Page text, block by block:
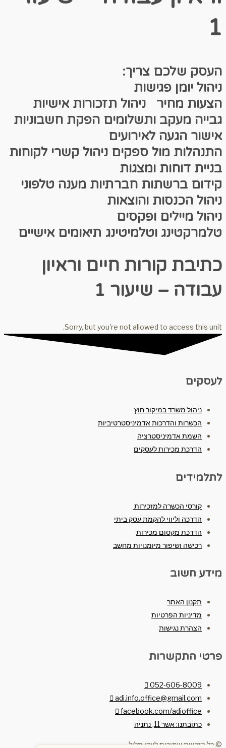
1
העסק שלכם צריך:
ניהול יומן פגישות
הצעות מחיר ניהול תזכורות אישיות
גבייה מעקב ותשלומים הפקת חשבוניות
אישור הגעה לאירועים
התנהלות מול ספקים ניהול קשרי לקוחות
בניית דוחות ומצגות
קידום ברשתות חברתיות מענה טלפוני
ניהול הכנסות והוצאות
ניהול מיילים ופקסים
טלמרקטינג וטלמיטינג תיאומים אישיים
כתיבת קורות חיים וראיון
עבודה – שיעור 1
Sorry, but you're not allowed to access this unit.
לעסקים
ניהול משרד במיקור חוץ
הכשרות והדרכות אדמיניסטרטיביות
השמת אדמיניסטרציה
הדרכת מכירות לעסקים
לתלמידים
קורסי הכשרה למזכירות
הדרכה וליווי להקמת עסק ביתי
הדרכת מקסום מכירות
רכישה ושיפור מיומנויות מחשב
מידע חשוב
תקנון האתר
מדיניות הפרטיות
הצהרת נגישות
פרטי התקשרות
052-606-8009
adi.info.office@gmail.com
facebook.com/adioffice
כתובתנו: אשר 11, נתניה
© כל הזכויות שמורות לעדי מלול